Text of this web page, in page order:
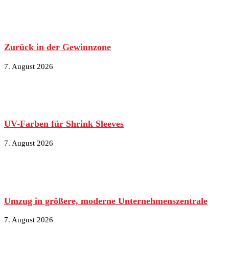
Zurück in der Gewinnzone
7. August 2026
UV-Farben für Shrink Sleeves
7. August 2026
Umzug in größere, moderne Unternehmenszentrale
7. August 2026